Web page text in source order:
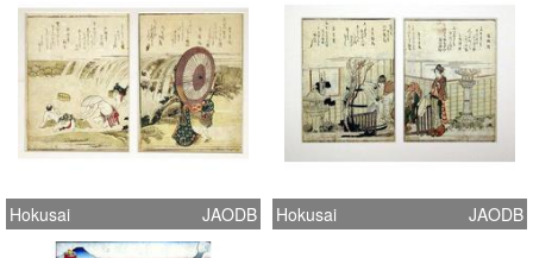
Hokusai JAODB Hokusai JAODB